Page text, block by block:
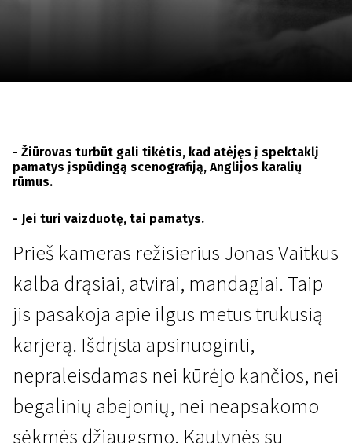
- Žiūrovas turbūt gali tikėtis, kad atėjęs į spektaklį
pamatys įspūdingą scenografiją, Anglijos karalių
rūmus.
- Jei turi vaizduotę, tai pamatys.
Prieš kameras režisierius Jonas Vaitkus
kalba drąsiai, atvirai, mandagiai. Taip
jis pasakoja apie ilgus metus trukusią
karjerą. Išdrįsta apsinuoginti,
nepraleisdamas nei kūrėjo kančios, nei
begalinių abejonių, nei neapsakomo
sėkmės džiaugsmo. Kautynės su